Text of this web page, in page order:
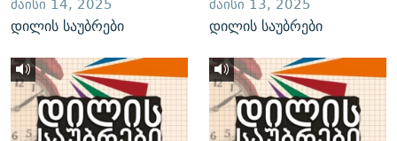
დილის საუბრები დილის საუბრები